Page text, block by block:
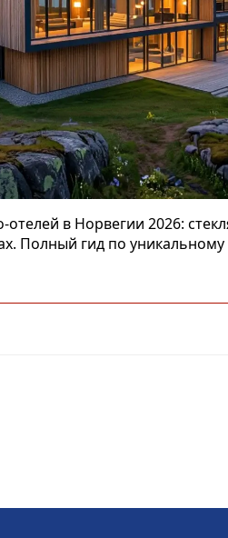
отелей в Норвегии 2026:
Полный гид по